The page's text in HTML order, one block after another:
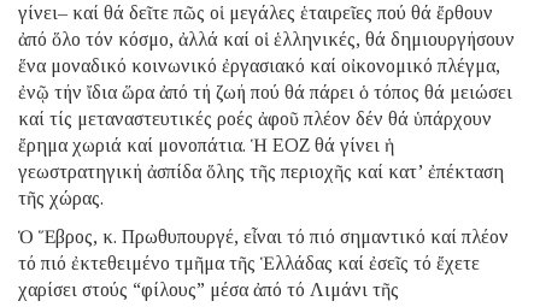
γίνει– καί θά δεῖτε πῶς οἱ μεγάλες ἑταιρεῖες πού θά ἔρθουν
ἀπό ὅλο τόν κόσμο, ἀλλά καί οἱ ἑλληνικές, θά δημιουργήσουν
ἕνα μοναδικό κοινωνικό ἐργασιακό καί οἰκονομικό πλέγμα,
ἐνῷ τήν ἴδια ὥρα ἀπό τή ζωή πού θά πάρει ὁ τόπος θά μειώσει
καί τίς μεταναστευτικές ροές ἀφοῦ πλέον δέν θά ὑπάρχουν
ἔρημα χωριά καί μονοπάτια. Ἡ ΕΟΖ θά γίνει ἡ
γεωστρατηγική ἀσπίδα ὅλης τῆς περιοχῆς καί κατ’ ἐπέκταση
τῆς χώρας.
Ὁ Ἕβρος, κ. Πρωθυπουργέ, εἶναι τό πιό σημαντικό καί πλέον
τό πιό ἐκτεθειμένο τμῆμα τῆς Ἑλλάδας καί ἐσεῖς τό ἔχετε
χαρίσει στούς “φίλους” μέσα ἀπό τό Λιμάνι τῆς